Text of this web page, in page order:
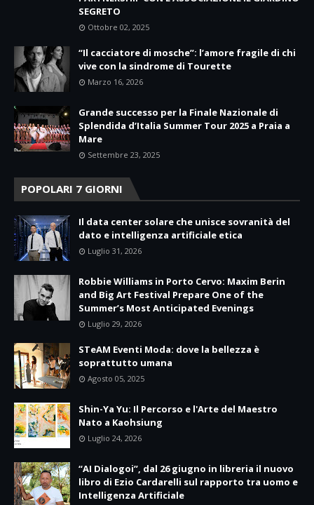
SEGRETO
Ottobre 02, 2025
“Il cacciatore di mosche”: l’amore fragile di chi
vive con la sindrome di Tourette
Marzo 16, 2026
Grande successo per la Finale Nazionale di
Splendida d’Italia Summer Tour 2025 a Praia a
Mare
Settembre 23, 2025
POPOLARI 7 GIORNI
Il data center solare che unisce sovranità del
dato e intelligenza artificiale etica
Luglio 31, 2026
Robbie Williams in Porto Cervo: Maxim Berin
and Big Art Festival Prepare One of the
Summer’s Most Anticipated Evenings
Luglio 29, 2026
STeAM Eventi Moda: dove la bellezza è
soprattutto umana
Agosto 05, 2025
Shin-Ya Yu: Il Percorso e l'Arte del Maestro
Nato a Kaohsiung
Luglio 24, 2026
“AI Dialogoi”, dal 26 giugno in libreria il nuovo
libro di Ezio Cardarelli sul rapporto tra uomo e
Intelligenza Artificiale